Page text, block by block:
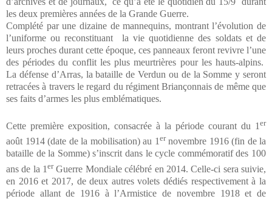
les deux premières années de la Grande Guerre.
Complété par une dizaine de mannequins, montrant l’évolution de
l’uniforme ou reconstituant
la vie quotidienne des soldats et de
leurs proches durant cette époque, ces panneaux feront revivre l’une
des périodes du conflit les plus meurtrières pour les hauts-alpins.
La défense d’Arras, la bataille de Verdun ou de la Somme y seront
retracées à travers le regard du régiment Briançonnais de même que
ses faits d’armes les plus emblématiques.
Cette première exposition, consacrée à la période courant du 1 er
août 1914 (date de la mobilisation) au 1 ernovembre 1916 (fin de la
bataille de la Somme) s’inscrit dans le cycle commémoratif des 100
ans de la 1erGuerre Mondiale célébré en 2014. Celle-ci sera suivie,
en 2016 et 2017, de deux autres volets dédiés respectivement à la
période allant de 1916 à l’Armistice de novembre 1918 et de